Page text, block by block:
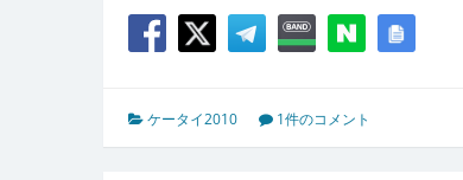
ケータイ2010 1件のコメント